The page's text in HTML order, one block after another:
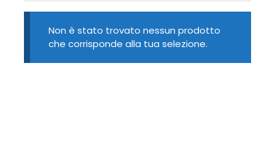
Non è stato trovato nessun prodotto
che corrisponde alla tua selezione.